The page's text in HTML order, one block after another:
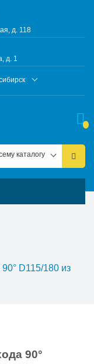
д. 118
д. 1
каталогу
D115/180 из
90°